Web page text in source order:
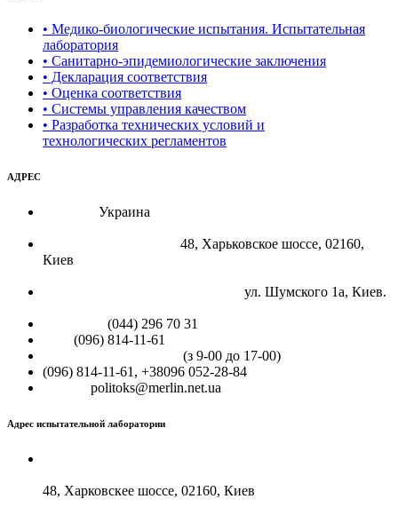
• Медико-биологические испытания. Испытательная
лаборатория
• Санитарно-эпидемиологические заключения
• Декларация соответствия
• Оценка соответствия
• Системы управления качеством
• Разработка технических условий и
технологических регламентов
АДРЕС
Украина
48, Харьковское шоссе, 02160,
Киев
ул. Шумского 1а, Киев.
(044) 296 70 31
(096) 814-11-61
(з 9-00 до 17-00)
(096) 814-11-61, +38096 052-28-84
politoks@merlin.net.ua
Адрес испытательной лаборатории
48, Харковскее шоссе, 02160, Киев